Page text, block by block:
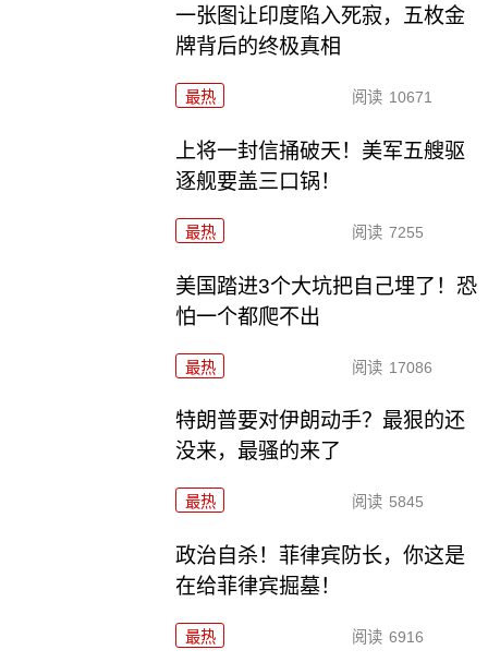
一张图让印度陷入死寂，五枚金
牌背后的终极真相
最热 阅读 10671
上将一封信捅破天！美军五艘驱
逐舰要盖三口锅！
最热 阅读 7255
美国踏进3个大坑把自己埋了！恐
怕一个都爬不出
最热 阅读 17086
特朗普要对伊朗动手？最狠的还
没来，最骚的来了
最热 阅读 5845
政治自杀！菲律宾防长，你这是
在给菲律宾掘墓！
最热 阅读 6916